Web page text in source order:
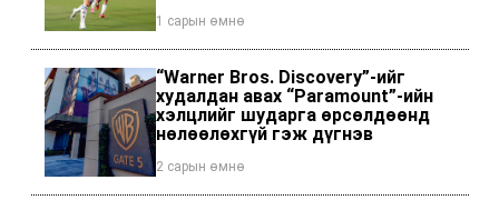
1 сарын өмнө
“Warner Bros. Discovery”-ийг
худалдан авах “Paramount”-ийн
хэлцлийг шударга өрсөлдөөнд
нөлөөлөхгүй гэж дүгнэв
2 сарын өмнө